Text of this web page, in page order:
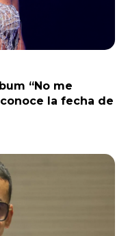
“No me
la fecha de